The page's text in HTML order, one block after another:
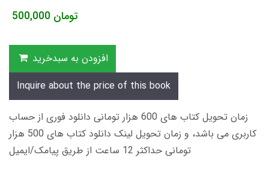
500,000 تومان
افزودن به سبدخرید
Inquire about the price of this book
زمان تحویل کتاب های 600 هزار تومانی دانلود فوری از حساب
کاربری می باشد، و زمان تحویل لینک دانلود کتاب های 500 هزار
تومانی حداکثر 12 ساعت از طریق پیامک/ایمیل